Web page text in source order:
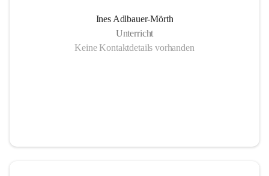
Ines Adlbauer-Mörth
Unterricht
Keine Kontaktdetails vorhanden